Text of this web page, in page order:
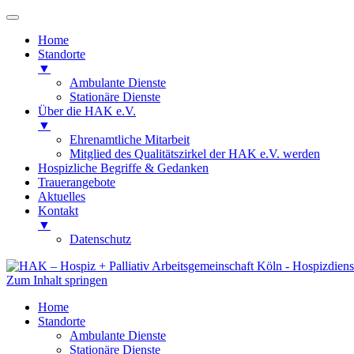
Home
Standorte
▼
Ambulante Dienste
Stationäre Dienste
Über die HAK e.V.
▼
Ehrenamtliche Mitarbeit
Mitglied des Qualitätszirkel der HAK e.V. werden
Hospizliche Begriffe & Gedanken
Trauerangebote
Aktuelles
Kontakt
▼
Datenschutz
HAK – Hospiz + Palliativ
Hospizdienste Köln: ambulante +
Zum Inhalt springen
Home
Standorte
Ambulante Dienste
Stationäre Dienste